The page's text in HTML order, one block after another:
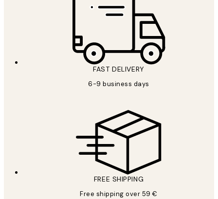
FAST DELIVERY
6-9 business days
FREE SHIPPING
Free shipping over 59 €